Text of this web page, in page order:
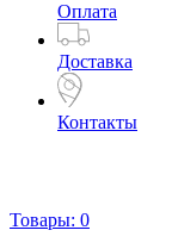
Оплата
Доставка
Контакты
Товары: 0